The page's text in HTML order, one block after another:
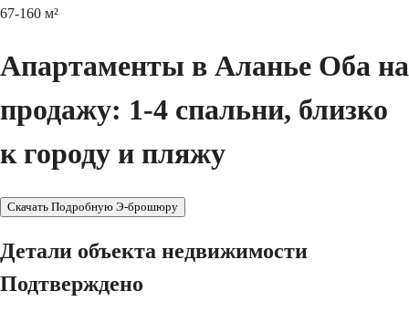
67-160 м²
Апартаменты в Аланье Обa на
продажу: 1-4 спальни, близко
к городу и пляжу
Скачать Подробную Э-брошюру
Детали объекта недвижимости
Подтверждено